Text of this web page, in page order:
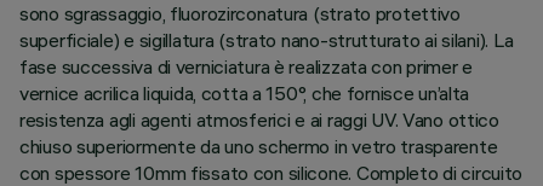
sono sgrassaggio, fluorozirconatura (strato protettivo
superficiale) e sigillatura (strato nano-strutturato ai silani). La
fase successiva di verniciatura è realizzata con primer e
vernice acrilica liquida, cotta a 150°, che fornisce un’alta
resistenza agli agenti atmosferici e ai raggi UV. Vano ottico
chiuso superiormente da uno schermo in vetro trasparente
con spessore 10mm fissato con silicone. Completo di circuito